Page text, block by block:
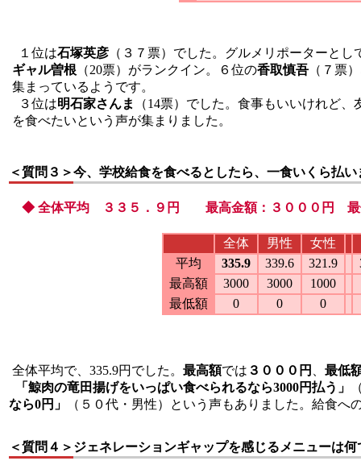
１位は石塚英彦 （３７票）でした。グルメリポーターと
ギャル曽根 （20票）がランクイン。６位の香取慎吾 （７票
集まっているようです。
３位は明石家さんま
（14票）でした。食事もいいけれど
を食べたいという声が集まりました。
＜質問３＞今、学校給食を食べるとしたら、一食いくら払い
◆ 全体平均 ３３５．９円 最高金額：３０００円 最
全体 男性 女性
平均
335.9 339.6 321.9
最高額
3000 3000
1000
最低額
0 0 0
全体平均で、335.9円でした。 最高額では ３０００円
最低
「鯨肉の竜田揚げをいっぱい食べられるなら3000円払う」
なら0円」
（５０代・男性）という声もありました。給食
＜質問４＞ ジェネレーションギャップを感じるメニューは何